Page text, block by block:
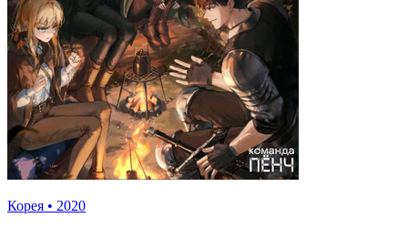
Корея • 2020